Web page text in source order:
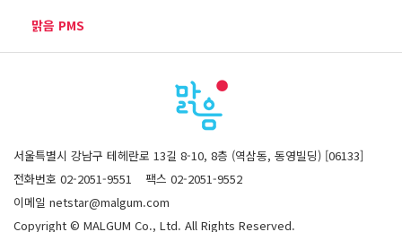
맑음 PMS
서울특별시 강남구 테헤란로 13길 8-10, 8층 (역삼동, 동영빌딩) [06133]
전화번호 02-2051-9551
팩스 02-2051-9552
이메일 netstar@malgum.com
Copyright © MALGUM Co., Ltd. All Rights Reserved.